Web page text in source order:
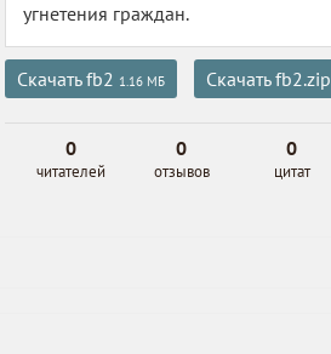
угнетения граждан.
Скачать fb2 1.16 МБ Скачать fb2.zip
0
читателей
0
отзывов
0
цитат